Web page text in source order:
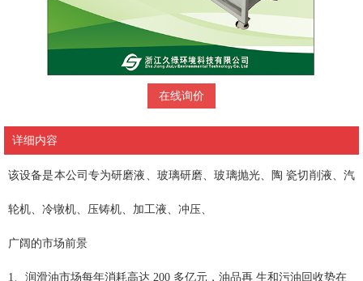
在线询价
详细内容
该设备是本公司专为研磨液、玻璃研磨、玻璃抛光、陶 瓷切削液、汽
轮机、冷镦机、压铸机、加工液、冲压、
广阔的市场前景
1、润滑油市场每年消耗高达 200 多亿元，油品再 生和污油回收势在